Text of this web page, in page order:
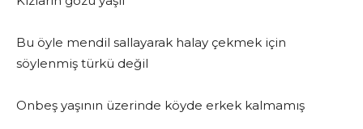
Bu öyle mendil sallayarak halay çekmek için
söylenmiş türkü değil
Onbeş yaşının üzerinde köyde erkek kalmamış